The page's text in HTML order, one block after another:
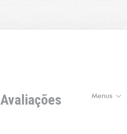
Menus
Avaliações